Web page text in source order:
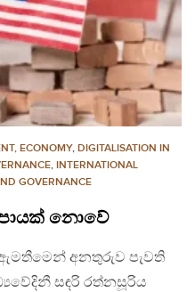
ECONOMY, DIGITALISATION IN
, INTERNATIONAL
GOVERNANCE
නොවේ
ඇමතීමෙන් අනතුරුව පැවති
සඳරි රත්නසූරිය